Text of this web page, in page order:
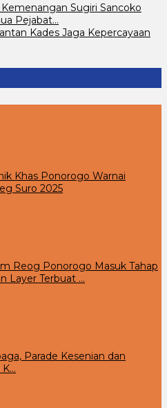
Sugiri Sancoko
Pejabat…
Kades Jaga Kepercayaan
Khas Ponorogo Warnai
Suro 2025
Reog Ponorogo Masuk Tahap
Layer Terbuat …
Parade Kesenian dan
K…